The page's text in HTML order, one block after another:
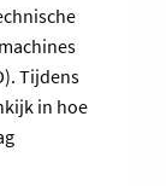
Tijdens
in hoe